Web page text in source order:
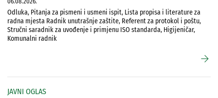
Odluka, Pitanja za pismeni i usmeni ispit, Lista propisa i literature za
radna mjesta Radnik unutrašnje zaštite, Referent za protokol i poštu,
Stručni saradnik za uvođenje i primjenu ISO standarda, Higijeničar,
Komunalni radnik
arrow_forward
JAVNI OGLAS